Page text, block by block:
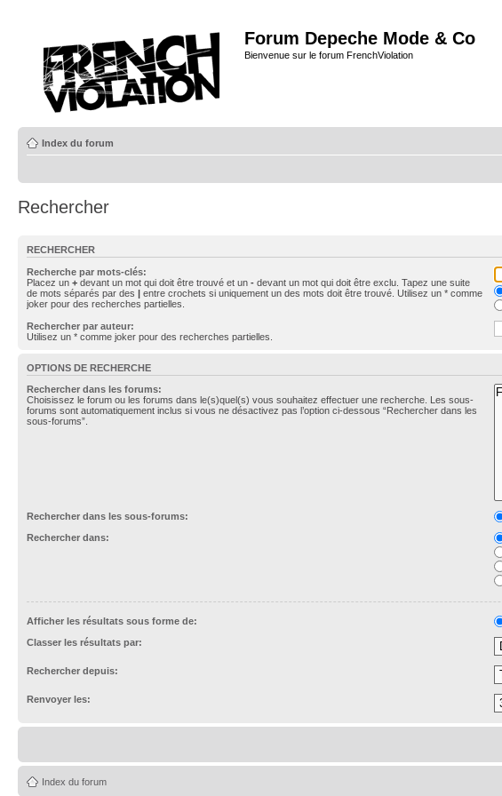
Forum Depeche Mode & Co
Bienvenue sur le forum FrenchViolation
Index du forum
Rechercher
RECHERCHER
Recherche par mots-clés:
Placez un + devant un mot qui doit être trouvé et un - devant un mot qui doit être exclu. Tapez une suite
de mots séparés par des | entre crochets si uniquement un des mots doit être trouvé. Utilisez un * comme
joker pour des recherches partielles.
Rechercher par auteur:
Utilisez un * comme joker pour des recherches partielles.
OPTIONS DE RECHERCHE
Rechercher dans les forums:
Choisissez le forum ou les forums dans le(s)quel(s) vous souhaitez effectuer une recherche. Les sous-
forums sont automatiquement inclus si vous ne désactivez pas l’option ci-dessous “Rechercher dans les
sous-forums”.
Rechercher dans les sous-forums:
Rechercher dans:
Afficher les résultats sous forme de:
Classer les résultats par:
Rechercher depuis:
Renvoyer les:
Index du forum